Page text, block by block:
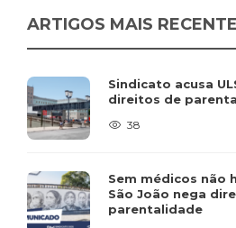
ARTIGOS MAIS
Sindicato acusa
direitos de
38
Sem médicos não
São João nega
parentalidade